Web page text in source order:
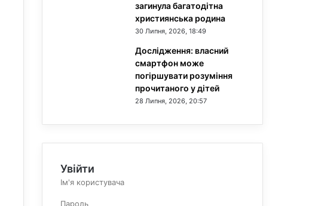
загинула багатодітна
християнська родина
30 Липня, 2026, 18:49
Дослідження: власний
смартфон може
погіршувати розуміння
прочитаного у дітей
28 Липня, 2026, 20:57
Увійти